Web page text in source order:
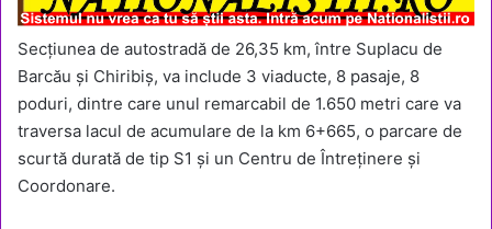
Secțiunea de autostradă de 26,35 km, între Suplacu de
Barcău și Chiribiș, va include 3 viaducte, 8 pasaje, 8
poduri, dintre care unul remarcabil de 1.650 metri care va
traversa lacul de acumulare de la km 6+665, o parcare de
scurtă durată de tip S1 și un Centru de Întreținere și
Coordonare.